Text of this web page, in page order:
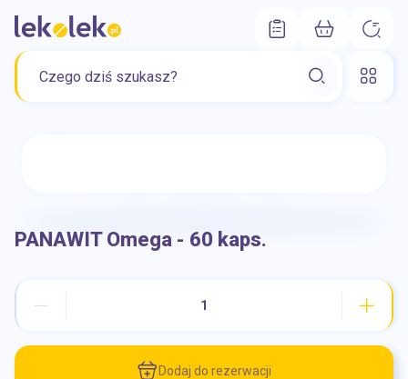
PANAWIT Omega - 60 kaps.
Dodaj do rezerwacji